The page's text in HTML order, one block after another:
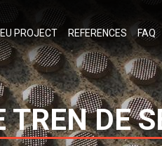
TREN DE
EU PROJECT REFERENCES FAQ